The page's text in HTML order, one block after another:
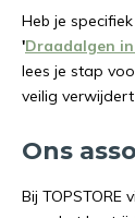
Heb je
'Draadalgen
lees je stap
veilig
Ons
Bij